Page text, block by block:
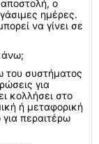
ο
ημέρες.
να γίνει σε
του συστήματος
για
κολλήσει στο
ή μεταφορική
για περαιτέρω